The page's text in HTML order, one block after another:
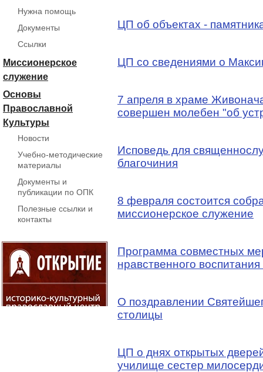
Нужна помощь
Документы
Ссылки
Миссионерское
служение
Основы
Православной
Культуры
Новости
Учебно-методические
материалы
Документы и
публикации по ОПК
Полезные ссылки и
контакты
ЦП об объектах -
ЦП со сведениями о
7 апреля в храме
совершен молебен "об
Исповедь для
благочиния
8 февраля состоится
миссионерское служение
Программа совместных
нравственного
О поздравлении
столицы
ЦП о днях открытых
училище сестер